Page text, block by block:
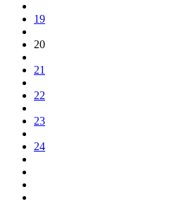
19
20
21
22
23
24